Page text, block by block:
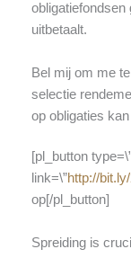
obligatiefondsen
uitbetaalt.
Bel mij om me
selectie
op obligaties
[pl_button
link=\”http://
op[/pl_button]
Spreiding is